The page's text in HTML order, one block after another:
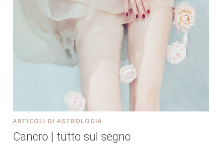
ARTICOLI DI ASTROLOGIA
Cancro | tutto sul segno